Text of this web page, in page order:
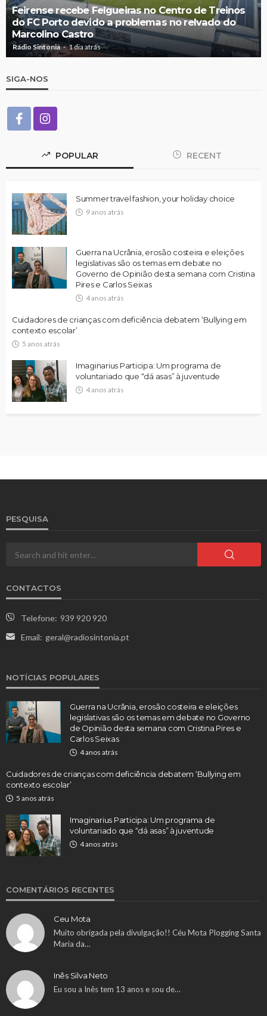
Feirense recebe Felgueiras no Centro de Treinos
do FC Porto devido a problemas no relvado do
Marcolino Castro
Rádio Sintonia 1 dia atrás
SIGA-NOS
POPULAR RECENT
Summer travel fashion, your holiday choice
9 anos atrás
Guerra na Ucrânia, erosão costeira e eleições
legislativas são os temas em debate no
Governo de Opinião desta semana com Cristina
Pires e Carlos Seixas
4 anos atrás
Cuidadores de crianças com deficiência debatem ‘Bullying em
contexto escolar’
5 anos atrás
Imaginarius Participa: Um programa de
voluntariado que “dá asas” à juventude
4 anos atrás
PESQUISA
CONTACTOS
Telefone: 939 920 920
Email: geral@radiosintonia.pt
NOTÍCIAS POPULARES
Guerra na Ucrânia, erosão costeira e eleições
legislativas são os temas em debate no Governo
de Opinião desta semana com Cristina Pires e
Carlos Seixas
4 anos atrás
Cuidadores de crianças com deficiência debatem ‘Bullying em
contexto escolar’
5 anos atrás
Imaginarius Participa: Um programa de
voluntariado que “dá asas” à juventude
4 anos atrás
COMENTÁRIOS RECENTES
Ceu Mota
Muito obrigada pela divulgação!! Céu Mota Plogging Santa
Maria da…
Inês Silva Neto
Eu sou a Inês tem 13 anos e sou de…